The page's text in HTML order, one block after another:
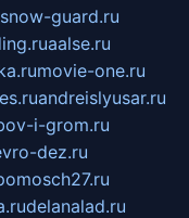
snow-guard.ru
aalse.ru
movie-one.ru
andreislyusar.ru
i-grom.ru
dez.ru
delanalad.ru